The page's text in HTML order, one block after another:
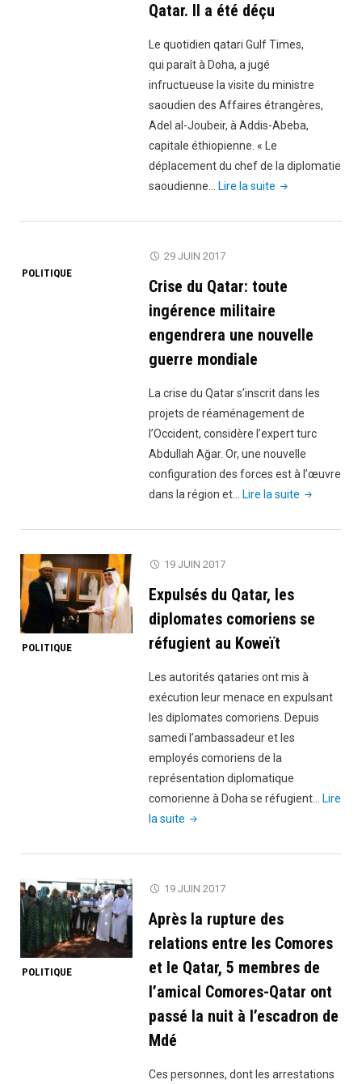
Qatar. Il a été déçu
Le quotidien qatari Gulf Times,
qui paraît à Doha, a jugé
infructueuse la visite du ministre
saoudien des Affaires étrangères,
Adel al-Joubeir, à Addis-Abeba,
capitale éthiopienne. « Le
déplacement du chef de la diplomatie
saoudienne…
Lire la suite "Le
saoudien
étrangères
pour
demander
présidents
africains
de
rallier
contre
Il
a
déçu"
POLITIQUE
29 JUIN 2017
Crise du Qatar: toute
ingérence militaire
engendrera une nouvelle
guerre mondiale
La crise du Qatar s’inscrit dans les
projets de réaménagement de
l’Occident, considère l’expert turc
Abdullah Ağar. Or, une nouvelle
configuration des forces est à l’œuvre
dans la région et…
Lire la suite "Crise
Qatar:
engendrera
guerre
mondiale"
POLITIQUE
19 JUIN 2017
Expulsés du Qatar, les
diplomates comoriens se
réfugient au Koweït
Les autorités qataries ont mis à
exécution leur menace en expulsant
les diplomates comoriens. Depuis
samedi l’ambassadeur et les
employés comoriens de la
représentation diplomatique
comorienne à Doha se réfugient…
Lire
la suite "Expulsés
Qatar,
comoriens
se
réfugient
au
Koweït"
POLITIQUE
19 JUIN 2017
Après la rupture des
relations entre les Comores
et le Qatar, 5 membres de
l’amical Comores-Qatar ont
passé la nuit à l’escadron de
Mdé
Ces personnes, dont les arrestations